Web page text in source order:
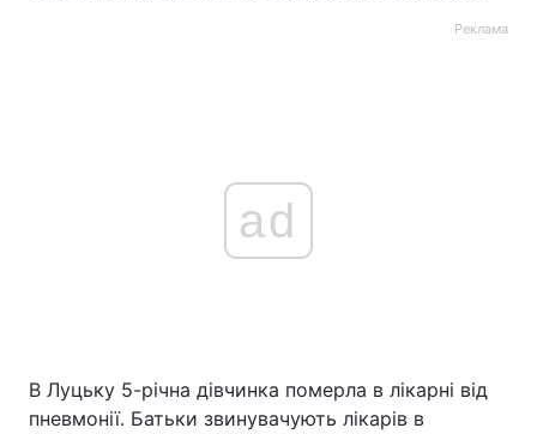
Реклама
ad
В Луцьку 5-річна дівчинка померла в лікарні від
пневмонії. Батьки звинувачують лікарів в